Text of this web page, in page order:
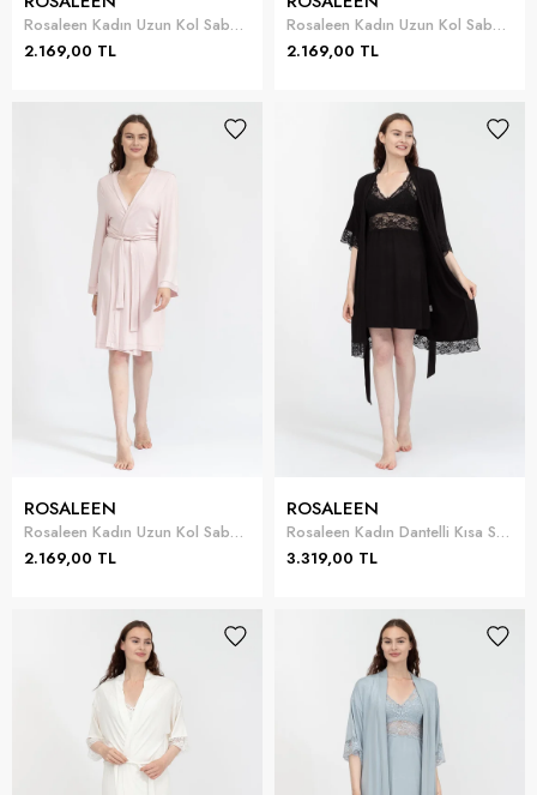
Rosaleen Kadın Uzun Kol Sabahlık
2.169,00 TL
Rosaleen Kadın Uzun Kol Sabahlık
2.169,00 TL
ROSALEEN
Rosaleen Kadın Uzun Kol Sabahlık
2.169,00 TL
ROSALEEN
Rosaleen Kadın Dantelli Kısa Sabahlık Takımı
3.319,00 TL